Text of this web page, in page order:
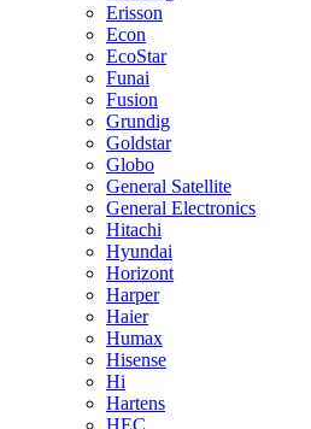
Erisson
Econ
EcoStar
Funai
Fusion
Grundig
Goldstar
Globo
General Satellite
General Electronics
Hitachi
Hyundai
Horizont
Harper
Haier
Humax
Hisense
Hi
Hartens
HEC